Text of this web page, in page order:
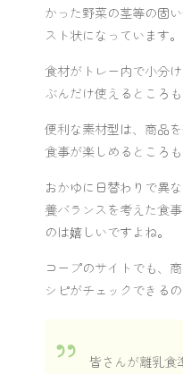
かった野菜の茎等の固
スト状になっています。
食材がトレー内で小分
ぶんだけ使えるところも
便利な素材型は、商品
食事が楽しめるところも
おかゆに日替わりで異
養バランスを考えた食
のは嬉しいですよね。
コープのサイトでも、
シピがチェックできる
皆さんが離乳食